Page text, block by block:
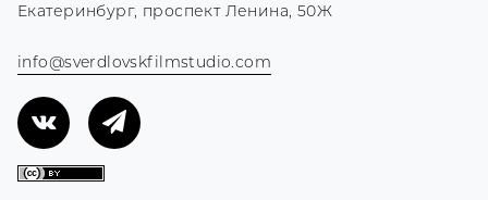
info@sverdlovskfilmstudio.com
Екатеринбург, проспект Ленина, 50Ж